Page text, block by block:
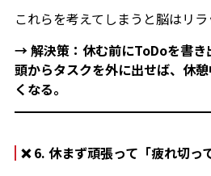
これらを考えてしまうと脳はリラ
→ 解決策：休む前にToDoを書き
頭からタスクを外に出せば、休
くなる。
❌ 6. 休まず頑張って「疲れ切っ